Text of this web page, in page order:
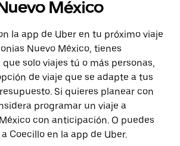
México
la app de Uber en tu próximo viaje
Nuevo México, tienes
que solo viajes tú o más personas,
de viaje que se adapte a tus
Si quieres planear con
programar un viaje a
con anticipación. O puedes
Coecillo en la app de Uber.